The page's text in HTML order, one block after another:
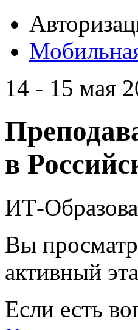
14 - 15 мая
в
ИТ-
Вы
активный
Если есть